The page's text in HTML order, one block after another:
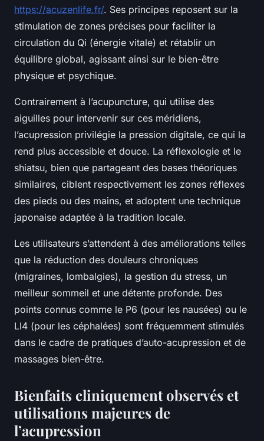
https://acuzenlife.fr/. Ses principes reposent sur la
stimulation de zones précises pour faciliter la
circulation du Qi (énergie vitale) et rétablir un
équilibre global, agissant ainsi sur le bien-être
physique et psychique.
Contrairement à l’acupuncture, qui utilise des
aiguilles pour intervenir sur ces méridiens,
l’acupression privilégie la pression digitale, ce qui la
rend plus accessible et douce. La réflexologie et le
shiatsu, bien que partageant des bases théoriques
similaires, ciblent respectivement les zones réflexes
des pieds ou des mains, et adoptent une technique
japonaise adaptée à la tradition locale.
Les utilisateurs s’attendent à des améliorations telles
que la réduction des douleurs chroniques
(migraines, lombalgies), la gestion du stress, un
meilleur sommeil et une détente profonde. Des
points connus comme le P6 (pour les nausées) ou le
LI4 (pour les céphalées) sont fréquemment stimulés
dans le cadre de pratiques d’auto-acupression et de
massages bien-être.
Bienfaits cliniquement observés et
utilisations majeures de
l’acupression